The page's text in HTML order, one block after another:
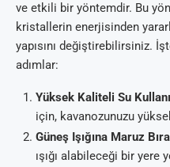
ve etkili bir yöntemdir. Bu
kristallerin enerjisinden
yapısını değiştirebilirsiniz.
adımlar:
Yüksek Kaliteli Su
için, kavanozunuzu
Güneş Işığına Maruz
ışığı alabileceği bir yere